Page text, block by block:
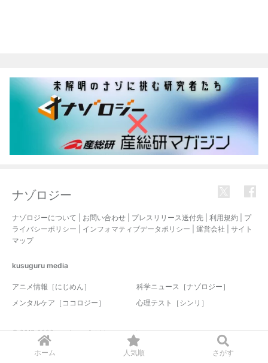
ホーム 人気順 さがす
ナゾロジー
ナゾロジーについて お問い合わせ プレスリリース送付先 利用規約
プ
ライバシーポリシー
インフォマティブデータポリシー 運営会社
サイト
マップ
kusuguru media
アニメ情報［にじめん］
科学ニュース［ナゾロジー］
メンタルケア［ココロジー］
心理テスト［シンリ］
© 2017-2026 nazology. all rights reserved.